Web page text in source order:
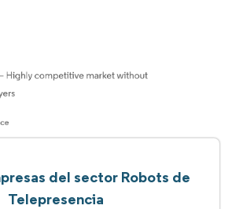
del sector Robots de
Telepresencia